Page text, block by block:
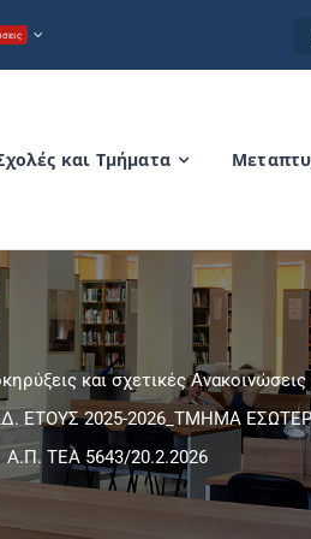
και Τμήματα
και σχετικές Ανακοινώσεις
2025-2026_ΤΜΗΜΑ
Α.Π. ΤΕΑ 5643/20.2.2026